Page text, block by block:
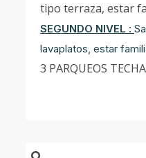
tipo terraza, estar
SEGUNDO NIVEL :
lavaplatos, estar
3 PARQUEOS